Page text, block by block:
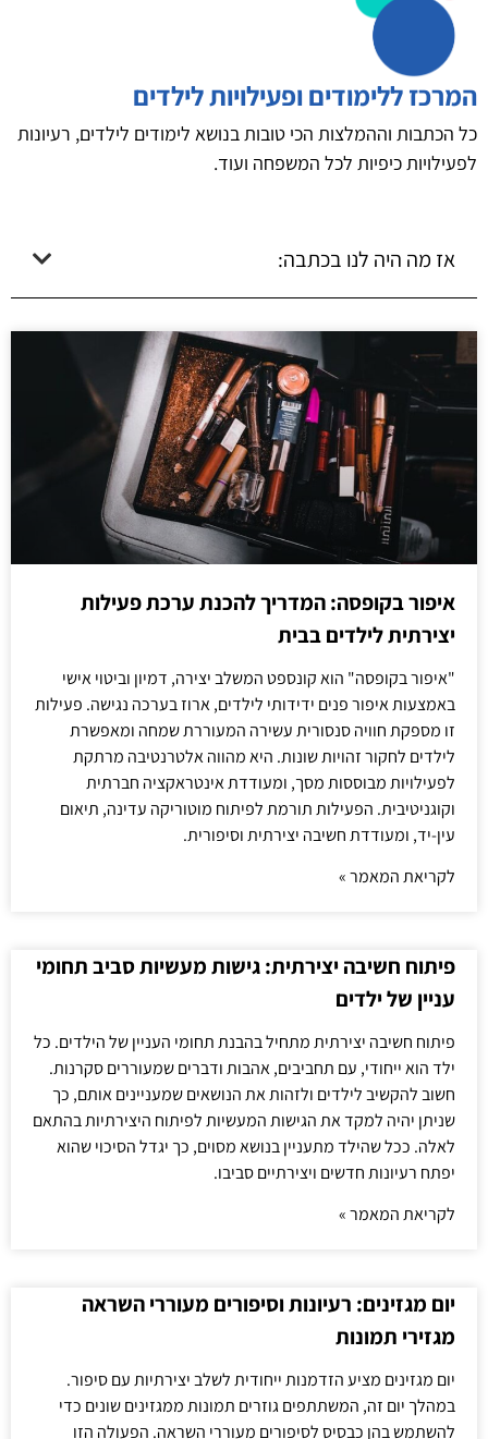
המרכז ללימודים ופעילויות לילדים
כל הכתבות וההמלצות הכי טובות בנושא לימודים לילדים, רעיונות
לפעילויות כיפיות לכל המשפחה ועוד.
אז מה היה לנו בכתבה:
איפור בקופסה: המדריך להכנת ערכת פעילות
יצירתית לילדים בבית
"איפור בקופסה" הוא קונספט המשלב יצירה, דמיון וביטוי אישי
באמצעות איפור פנים ידידותי לילדים, ארוז בערכה נגישה. פעילות
זו מספקת חוויה סנסורית עשירה המעוררת שמחה ומאפשרת
לילדים לחקור זהויות שונות. היא מהווה אלטרנטיבה מרתקת
לפעילויות מבוססות מסך, ומעודדת אינטראקציה חברתית
וקוגניטיבית. הפעילות תורמת לפיתוח מוטוריקה עדינה, תיאום
עין-יד, ומעודדת חשיבה יצירתית וסיפורית.
לקריאת המאמר »
פיתוח חשיבה יצירתית: גישות מעשיות סביב תחומי
עניין של ילדים
פיתוח חשיבה יצירתית מתחיל בהבנת תחומי העניין של הילדים. כל
ילד הוא ייחודי, עם תחביבים, אהבות ודברים שמעוררים סקרנות.
חשוב להקשיב לילדים ולזהות את הנושאים שמעניינים אותם, כך
שניתן יהיה למקד את הגישות המעשיות לפיתוח היצירתיות בהתאם
לאלה. ככל שהילד מתעניין בנושא מסוים, כך יגדל הסיכוי שהוא
יפתח רעיונות חדשים ויצירתיים סביבו.
לקריאת המאמר »
יום מגזינים: רעיונות וסיפורים מעוררי השראה
מגזירי תמונות
יום מגזינים מציע הזדמנות ייחודית לשלב יצירתיות עם סיפור.
במהלך יום זה, המשתתפים גוזרים תמונות ממגזינים שונים כדי
להשתמש בהן כבסיס לסיפורים מעוררי השראה. הפעולה הזו